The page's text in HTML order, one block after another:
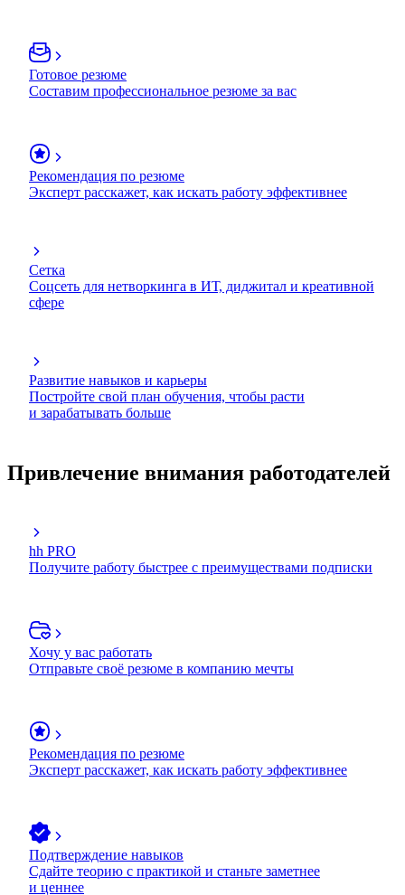
Готовое резюме
Составим профессиональное резюме за вас
Рекомендация по резюме
Эксперт расскажет, как искать работу эффективнее
Сетка
Соцсеть для нетворкинга в ИТ, диджитал и креативной
сфере
Развитие навыков и карьеры
Постройте свой план обучения, чтобы расти
и зарабатывать больше
Привлечение внимания работодателей
hh PRO
Получите работу быстрее с преимуществами подписки
Хочу у вас работать
Отправьте своё резюме в компанию мечты
Рекомендация по резюме
Эксперт расскажет, как искать работу эффективнее
Подтверждение навыков
Сдайте теорию с практикой и станьте заметнее
и ценнее